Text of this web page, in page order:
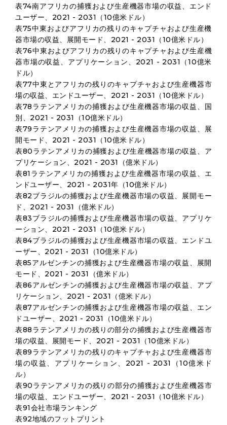
表74南アフリカの捕獲および生産機器市場の収益、エンド
ユーザー、2021 - 2031（10億米ドル）
表75中東およびアフリカの残りのキャプチャおよび生産機
器市場の収益、展開モード、2021 - 2031（10億米ドル）
表76中東およびアフリカの残りのキャプチャおよび生産機
器市場の収益、アプリケーション、2021 - 2031（10億米
ドル）
表77中東とアフリカの残りのキャプチャおよび生産機器市
場の収益、エンドユーザー、2021 - 2031（10億米ドル）
表78ラテンアメリカの捕獲および生産機器市場の収益、国
別、2021 - 2031（10億米ドル）
表79ラテンアメリカの捕獲および生産機器市場の収益、展
開モード、2021 - 2031（10億米ドル）
表80ラテンアメリカの捕獲および生産機器市場の収益、ア
プリケーション、2021 - 2031（億米ドル）
表81ラテンアメリカの捕獲および生産機器市場の収益、エ
ンドユーザー、2021 - 2031年（10億米ドル）
表82ブラジルの捕獲および生産機器市場の収益、展開モー
ド、2021 - 2031（億米ドル）
表83ブラジルの捕獲および生産機器市場の収益、アプリケ
ーション、2021 - 2031（10億米ドル）
表84ブラジルの捕獲および生産機器市場の収益、エンドユ
ーザー、2021 - 2031（10億米ドル）
表85アルゼンチンの捕獲および生産機器市場の収益、展開
モード、2021 - 2031（億米ドル）
表86アルゼンチンの捕獲および生産機器市場の収益、アプ
リケーション、2021 - 2031（億米ドル）
表87アルゼンチンの捕獲および生産機器市場の収益、エン
ドユーザー、2021 - 2031（10億米ドル）
表88ラテンアメリカの残りの部分の捕獲および生産機器市
場の収益、展開モード、2021 - 2031（10億米ドル）
表89ラテンアメリカの残りのキャプチャおよび生産機器市
場の収益、アプリケーション、2021 - 2031（10億米ド
ル）
表90ラテンアメリカの残りの部分の捕獲および生産機器市
場の収益、エンドユーザー、2021 - 2031（10億米ドル）
表91会社市場ランキング
表92地域のフットプリント